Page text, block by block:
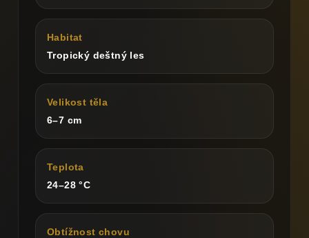
Habitat
Tropický deštný les
Velikost těla
6–7 cm
Teplota
24–28 °C
Obtížnost chovu